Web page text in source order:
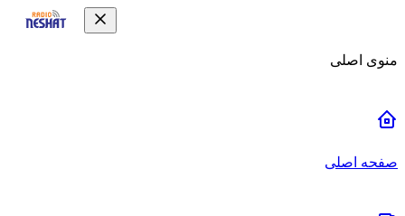
منوی اصلی
صفحه اصلی